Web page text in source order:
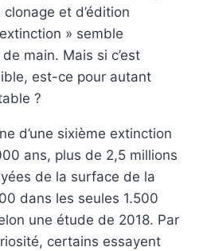
et d’édition
» semble
main. Mais si c’est
est-ce pour autant
?
d’une sixième extinction
ans, plus de 2,5 millions
de la surface de la
dans les seules 1.500
une étude de 2018. Par
certains essayent